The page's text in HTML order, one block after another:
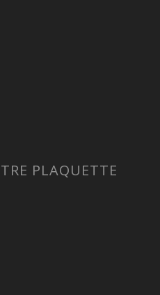
PLAQUETTE